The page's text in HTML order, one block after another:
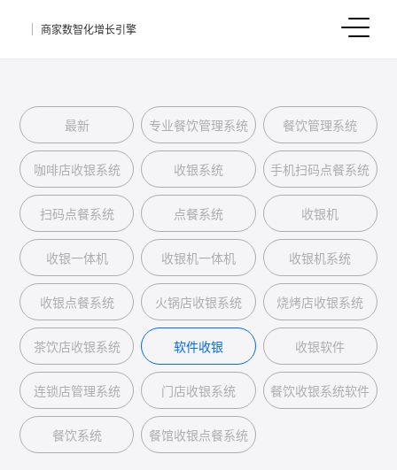
商家数智化增长引擎
最新 专业餐饮管理系统 餐饮管理系统
咖啡店收银系统 收银系统 手机扫码点餐系统
扫码点餐系统 点餐系统 收银机
收银一体机 收银机一体机 收银机系统
收银点餐系统 火锅店收银系统 烧烤店收银系统
茶饮店收银系统 软件收银 收银软件
连锁店管理系统 门店收银系统 餐饮收银系统软件
餐饮系统 餐馆收银点餐系统
联系方式